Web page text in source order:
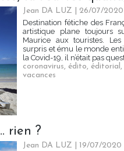
Jean DA LUZ | 26/07/2020
Destination fétiche des
artistique plane toujours
Maurice aux touristes.
surpris et ému le monde
la Covid-19, il n’était pas
coronavirus, édito, éditorial,
vacances
rien ?
Jean DA LUZ | 19/07/2020